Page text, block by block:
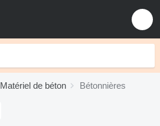
Matériel de béton Bétonnières